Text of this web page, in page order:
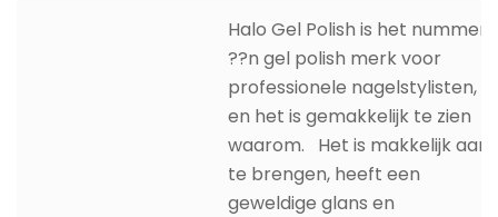
Halo Gel Polish is het nummer
??n gel polish merk voor
professionele nagelstylisten,
en het is gemakkelijk te zien
waarom. Het is makkelijk aan
te brengen, heeft een
geweldige glans en